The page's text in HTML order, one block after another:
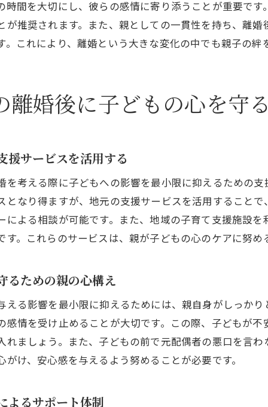
熊本で利用できる
離婚前に考えるべ
専門家の意見を取
未来に向けた親の
親の関係性が子ど
家族全体での新し
子どもの成長を支
時間を大切にし、彼らの感情に寄り添うことが重要で
が推奨されます。また、親としての一貫性を持ち、離
。これにより、離婚という大きな変化の中でも親子の絆
離婚後に子どもの心を守
援サービスを活用する
を考える際に子どもへの影響を最小限に抑えるための
となり得ますが、地元の支援サービスを活用すること
による相談が可能です。また、地域の子育て支援施設
す。これらのサービスは、親が子どもの心のケアに努め
るための親の心構え
える影響を最小限に抑えるためには、親自身がしっか
感情を受け止めることが大切です。この際、子どもが
れましょう。また、子どもの前で元配偶者の悪口を言
がけ、安心感を与えるよう努めることが必要です。
よるサポート体制